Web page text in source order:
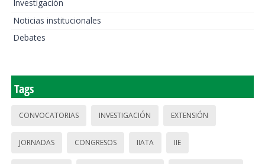
Investigación
Noticias institucionales
Debates
Tags
CONVOCATORIAS INVESTIGACIÓN EXTENSIÓN
JORNADAS CONGRESOS IIATA IIE